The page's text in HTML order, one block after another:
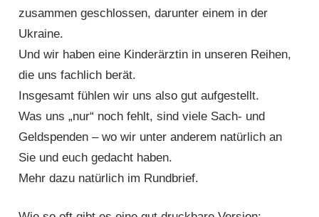
zusammen geschlossen, darunter einem in der
Ukraine.
Und wir haben eine Kinderärztin in unseren Reihen,
die uns fachlich berät.
Insgesamt fühlen wir uns also gut aufgestellt.
Was uns „nur“ noch fehlt, sind viele Sach- und
Geldspenden – wo wir unter anderem natürlich an
Sie und euch gedacht haben.
Mehr dazu natürlich im Rundbrief.